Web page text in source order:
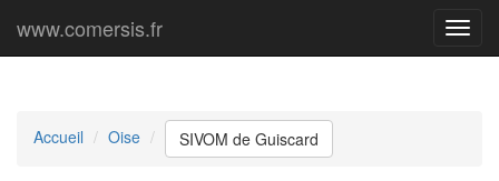
Menu
www.comersis.fr
Accueil Oise SIVOM de Guiscard